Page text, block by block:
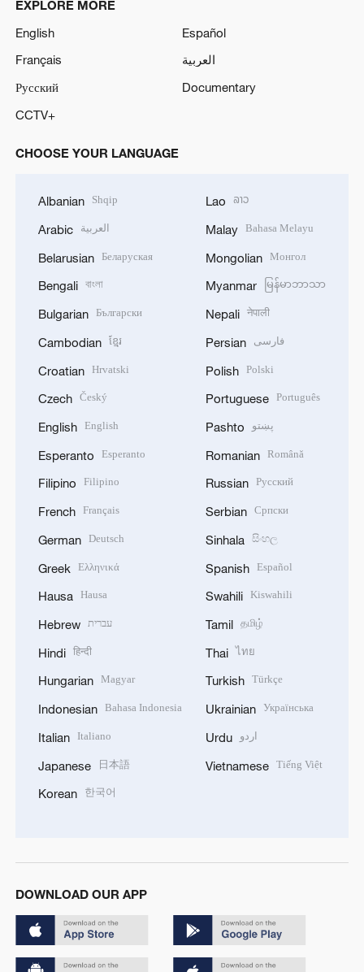
EXPLORE MORE
English
Español
Français
العربية
Русский
Documentary
CCTV+
CHOOSE YOUR LANGUAGE
Albanian Shqip
Arabic العربية
Belarusian Беларуская
Bengali বাংলা
Bulgarian Български
Cambodian ខ្មែរ
Croatian Hrvatski
Czech Český
English English
Esperanto Esperanto
Filipino Filipino
French Français
German Deutsch
Greek Ελληνικά
Hausa Hausa
Hebrew עברית
Hindi हिन्दी
Hungarian Magyar
Indonesian Bahasa Indonesia
Italian Italiano
Japanese 日本語
Korean 한국어
Lao ລາວ
Malay Bahasa Melayu
Mongolian Монгол
Myanmar မြန်မာဘာသာ
Nepali नेपाली
Persian فارسی
Polish Polski
Portuguese Português
Pashto پښتو
Romanian Română
Russian Русский
Serbian Српски
Sinhala සිංහල
Spanish Español
Swahili Kiswahili
Tamil தமிழ்
Thai ไทย
Turkish Türkçe
Ukrainian Українська
Urdu اردو
Vietnamese Tiếng Việt
DOWNLOAD OUR APP